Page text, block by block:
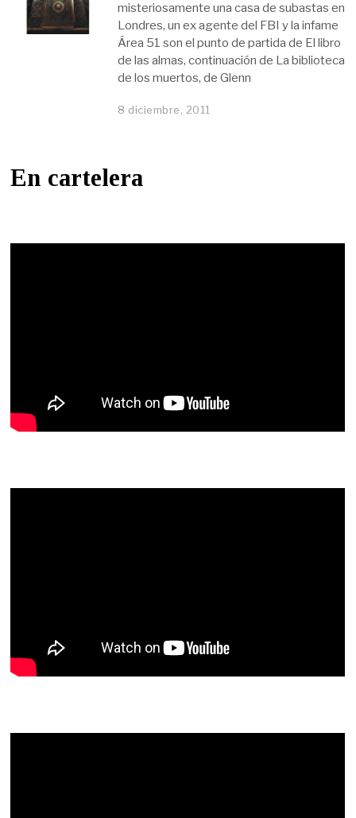
misteriosamente una casa de subastas en
Londres, un ex agente del FBI y la infame
Área 51 son el punto de partida de El libro
de las almas, continuación de La biblioteca
de los muertos, de Glenn
8 diciembre, 2011
En cartelera